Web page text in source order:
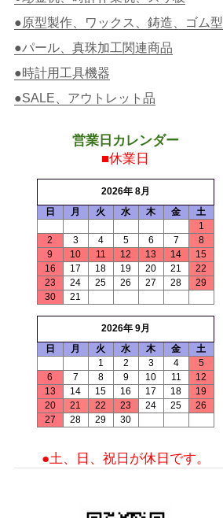
●原型製作、ワックス、鋳造、ゴム型
●パール、真珠加工関連商品
●時計用工具機器
●SALE、アウトレット品
営業日カレンダー
■休業日
2026年 8月
日
月 火 水 木 金
土
1
2
3 4 5 6 7
8
9
10 11 12 13 14
15
16
17 18 19 20 21
22
23
24 25 26 27 28
29
30
21
2026年 9月
日
月 火 水 木 金
土
1
2 3 4
5
6
7 8 9 10 11
12
13
14 15 16 17 18
19
20
21 22 23 24 25
26
27
28 29 30
●土、日、祝日が休日です。